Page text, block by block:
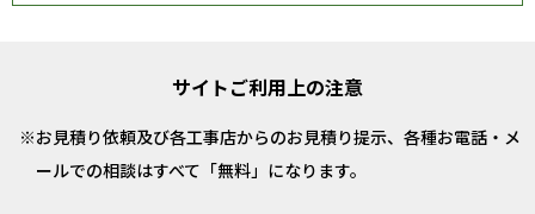
サイトご利用上の注意
お見積り依頼及び各工事店からのお見積り提示、各種お電話・メ
ールでの相談はすべて「無料」になります。